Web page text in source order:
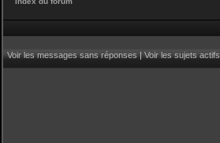
Voir les messages sans réponses|Voir les sujets actifs